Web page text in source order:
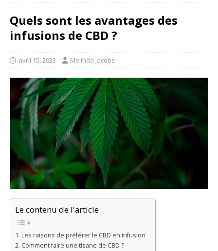
Quels sont les avantages des
infusions de CBD ?
avril 15, 2023 Melinda Jacobs
Le contenu de l'article
Les raisons de préférer le CBD en infusion
Comment faire une tisane de CBD ?